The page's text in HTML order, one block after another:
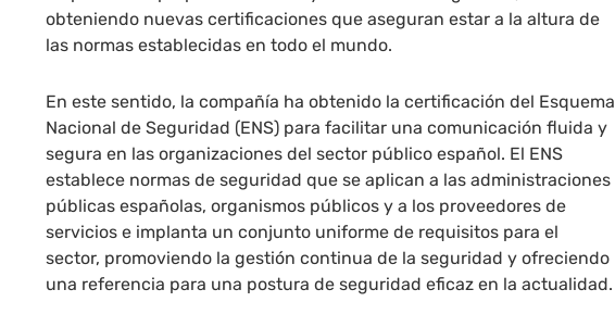
obteniendo nuevas certificaciones que aseguran estar a la altura de
las normas establecidas en todo el mundo.
En este sentido, la compañía ha obtenido la certificación del Esquema
Nacional de Seguridad (ENS) para facilitar una comunicación fluida y
segura en las organizaciones del sector público español. El ENS
establece normas de seguridad que se aplican a las administraciones
públicas españolas, organismos públicos y a los proveedores de
servicios e implanta un conjunto uniforme de requisitos para el
sector, promoviendo la gestión continua de la seguridad y ofreciendo
una referencia para una postura de seguridad eficaz en la actualidad.